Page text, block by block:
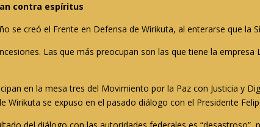
contra espíritus
se creó el Frente en Defensa de Wirikuta, al enterarse que la
Las que más preocupan son las que tiene la
en la mesa tres del Movimiento por la Paz con Justicia y
Wirikuta se expuso en el pasado diálogo con el Presidente